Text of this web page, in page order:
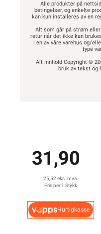
Alle produkter på
betingelser, og enkelte
kan kun installeres av en
Alt som går på strøm
retur når det ikke kan
i en av våre varehus og/
type
Alt innhold Copyright ©
bruk av tekst og
31,90
25,52 eks. mva.
Pris per 1 Stykk
Hurtigkasse